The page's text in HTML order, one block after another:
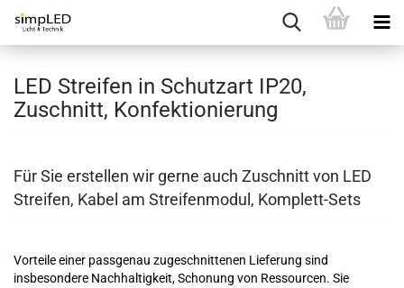
LED Streifen in Schutzart IP20,
Zuschnitt, Konfektionierung
Für Sie erstellen wir gerne auch Zuschnitt von LED
Streifen, Kabel am Streifenmodul, Komplett-Sets
Vorteile einer passgenau zugeschnittenen Lieferung sind
insbesondere Nachhaltigkeit, Schonung von Ressourcen. Sie